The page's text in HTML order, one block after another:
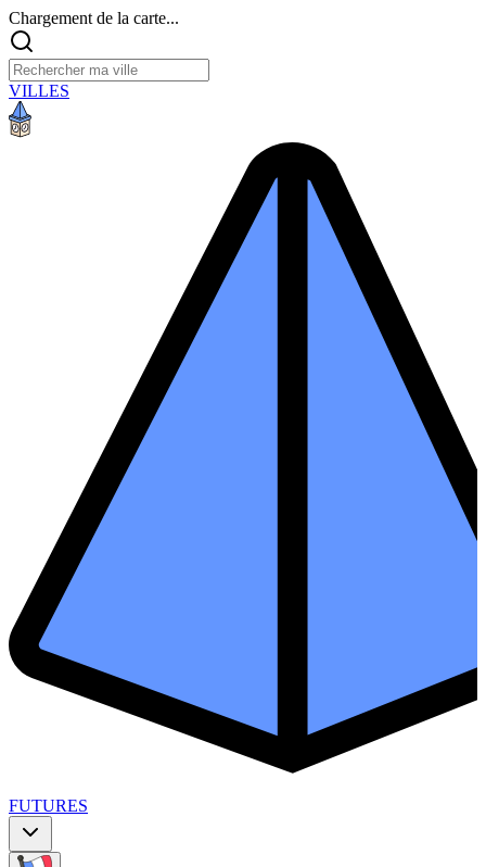
Chargement de la carte...
VILLES
FUTURES